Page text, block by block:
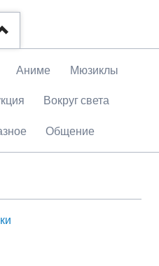
Аниме Мюзиклы
Вокруг света
Общение